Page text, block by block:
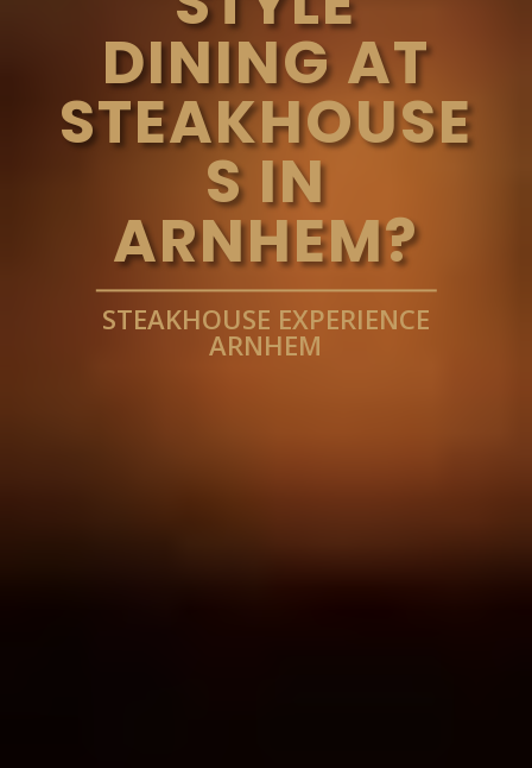
DINING AT
STEAKHOUSE
S IN
ARNHEM?
STEAKHOUSE EXPERIENCE
ARNHEM